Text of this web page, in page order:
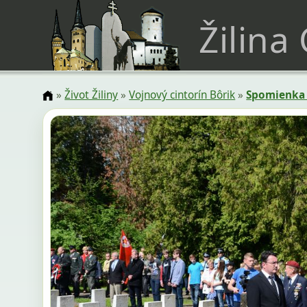
Žilina
»Život Žiliny»Vojnový cintorín Bôrik»Spomienka